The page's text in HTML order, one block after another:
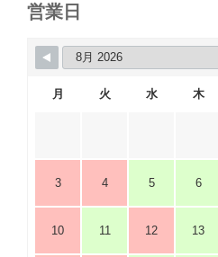
営業日
月 火 水 木
3 4 5 6
10 11 12 13